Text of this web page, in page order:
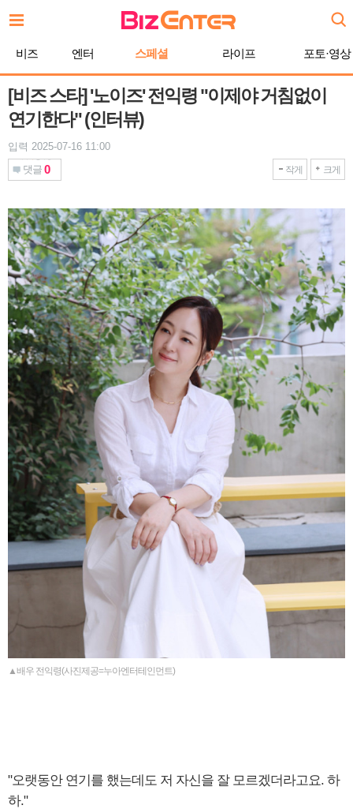
문
기
비즈 엔터 스페셜 라이프 포토·영상
[비즈 스타] '노이즈' 전익령 "이제야 거침없이
연기한다" (인터뷰)
입력 2025-07-16 11:00
댓글 0 작게 크게
▲배우 전익령(사진제공=누아엔터테인먼트)
"오랫동안 연기를 했는데도 저 자신을 잘 모르겠더라고요. 하
하."